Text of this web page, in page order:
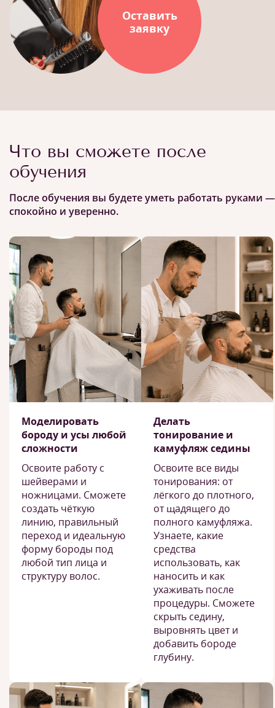
Оставить
заявку
Что вы сможете после
обучения
После обучения вы будете уметь работать руками —
спокойно и уверенно.
Моделировать
бороду и усы любой
сложности
Освоите работу с
шейверами и
ножницами. Сможете
создать чёткую
линию, правильный
переход и идеальную
форму бороды под
любой тип лица и
структуру волос.
Делать
тонирование и
камуфляж седины
Освоите все виды
тонирования: от
лёгкого до плотного,
от щадящего до
полного камуфляжа.
Узнаете, какие
средства
использовать, как
наносить и как
ухаживать после
процедуры. Сможете
скрыть седину,
выровнять цвет и
добавить бороде
глубину.